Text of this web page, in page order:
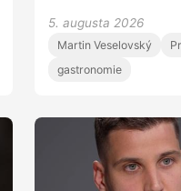
nepřítel toho, když
by fajn se zamyslet,
kdykoli nechat
Prazdroje Václavem
patnácti lety tvořila
jedno procento naší
na 11 procentech,
5. augusta 2026
Martin Veselovský
gastronomie